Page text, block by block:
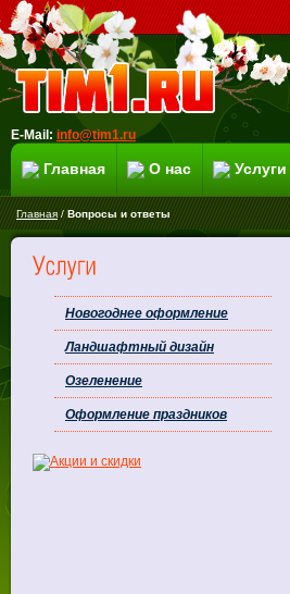
E-Mail: info@tim1.ru
Главная О нас Услуги
Главная/Вопросы и ответы
Новогоднее оформление
Ландшафтный дизайн
Озеленение
Оформление праздников